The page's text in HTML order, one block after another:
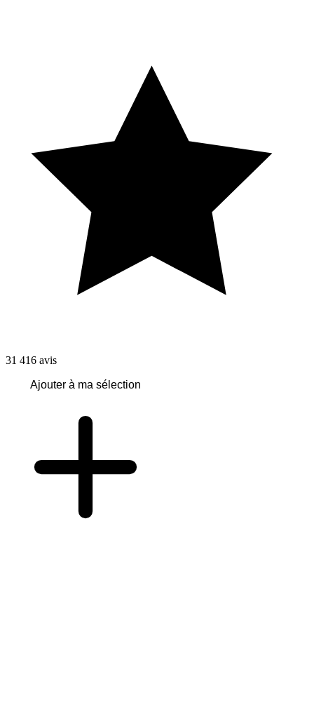
31 416 avis
Ajouter à ma sélection